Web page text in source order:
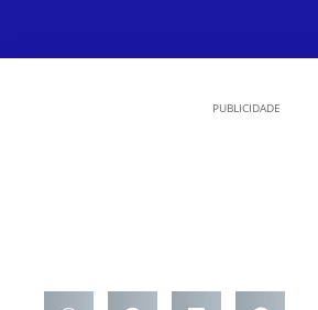
PUBLICIDADE